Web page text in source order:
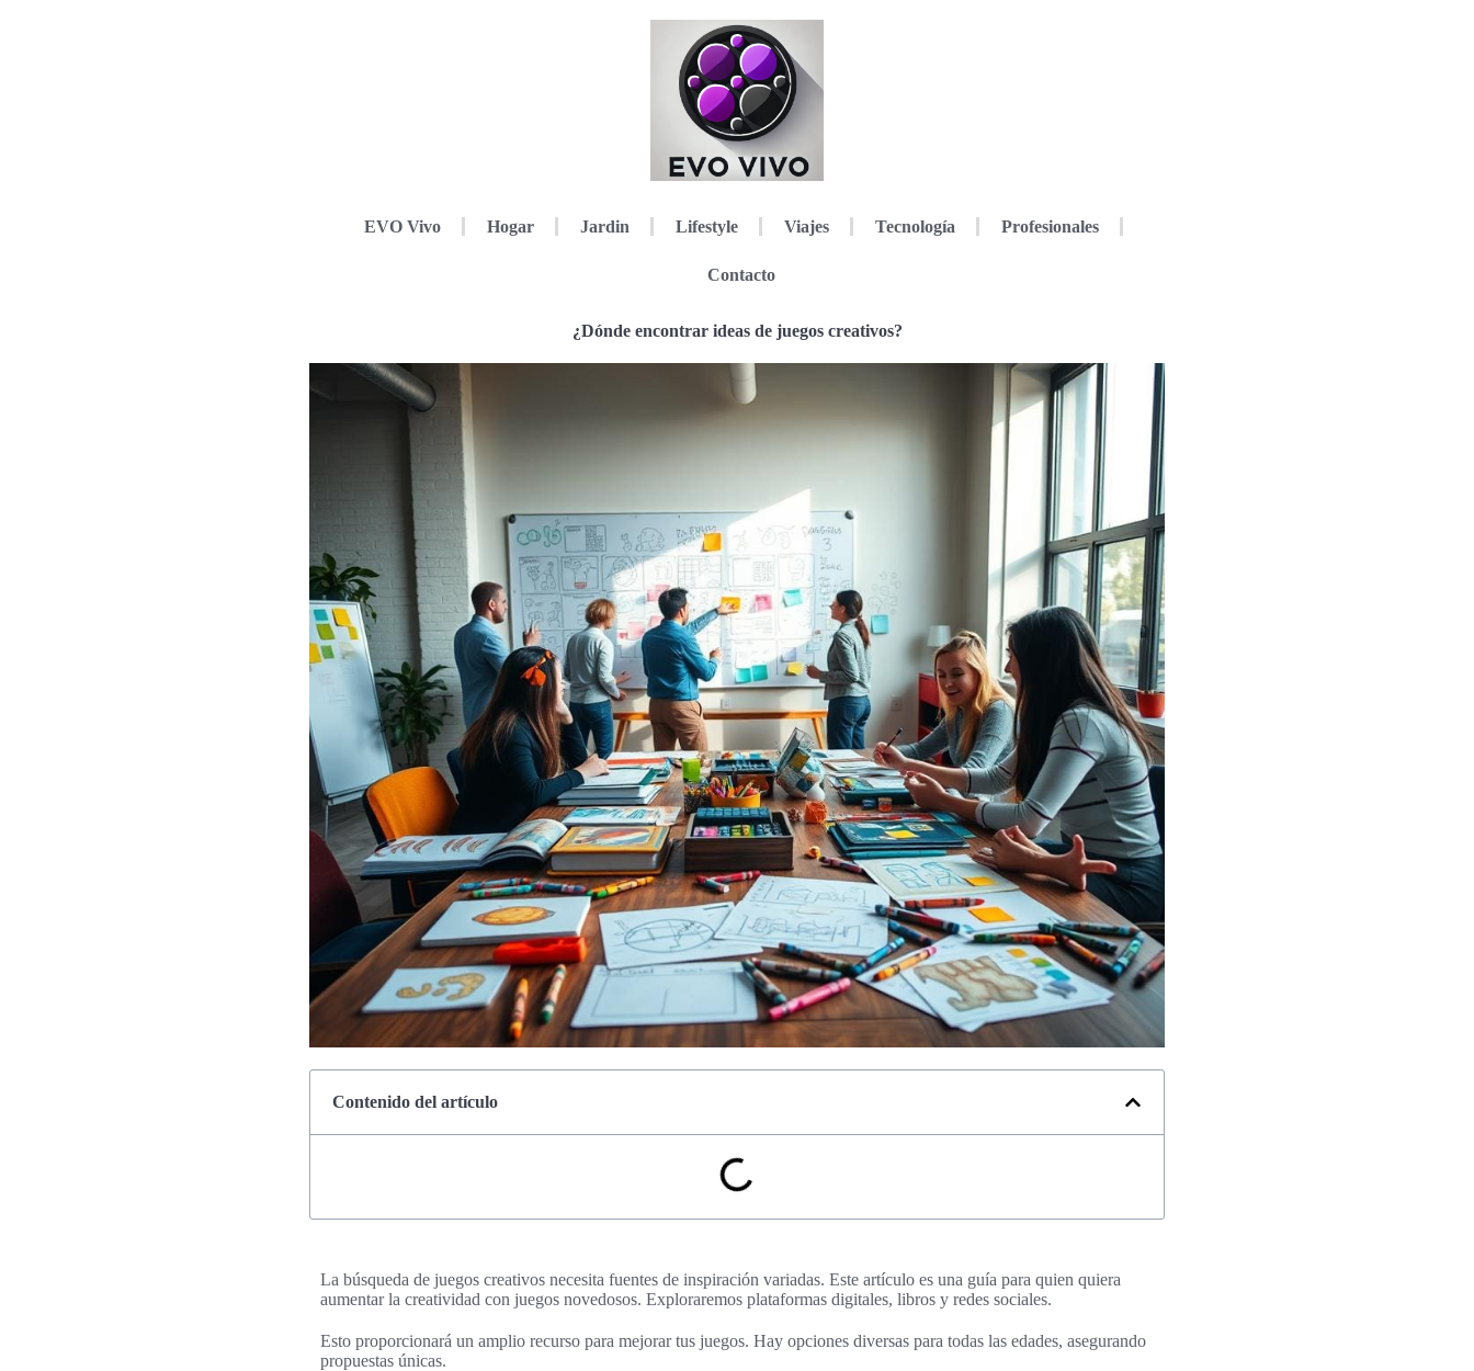
EVO Vivo Hogar Jardin Lifestyle Viajes Tecnología Profesionales
Contacto
¿Dónde encontrar ideas de juegos creativos?
Contenido del artículo
La búsqueda de juegos creativos necesita fuentes de inspiración variadas. Este artículo es una guía para quien quiera
aumentar la creatividad con juegos novedosos. Exploraremos plataformas digitales, libros y redes sociales.
Esto proporcionará un amplio recurso para mejorar tus juegos. Hay opciones diversas para todas las edades, asegurando
propuestas únicas.